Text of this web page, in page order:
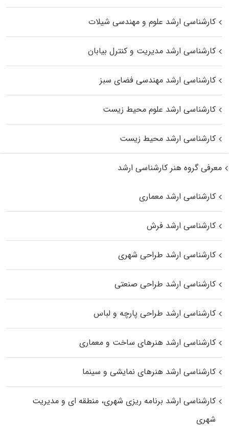
کارشناسی ارشد علوم و مهندسی شیلات
کارشناسی ارشد مدیریت و کنترل بیابان
کارشناسی ارشد مهندسی فضای سبز
کارشناسی ارشد علوم محیط‌ زیست
کارشناسی ارشد محیط زیست
معرفی گروه هنر کارشناسی ارشد
کارشناسی ارشد معماری
کارشناسی ارشد فرش
کارشناسی ارشد طراحی شهری
کارشناسی ارشد طراحی صنعتی
کارشناسی ارشد طراحی پارچه و لباس
کارشناسی ارشد هنرهای ساخت و معماری
کارشناسی ارشد هنرهای نمایشی و سینما
کارشناسی ارشد برنامه ریزی شهری، منطقه‌ ای و مدیریت
شهری